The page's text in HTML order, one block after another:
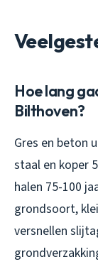
Hoe lang
Bilthoven?
Gres en beton
staal en koper
halen 75-100
grondsoort,
versnellen